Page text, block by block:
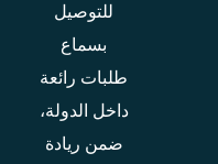
للتوصيل
بسماع
طلبات رائعة
داخل الدولة،
ضمن ريادة